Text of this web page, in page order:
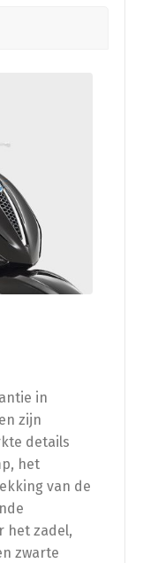
in
zijn
details
het
van de
het zadel,
zwarte